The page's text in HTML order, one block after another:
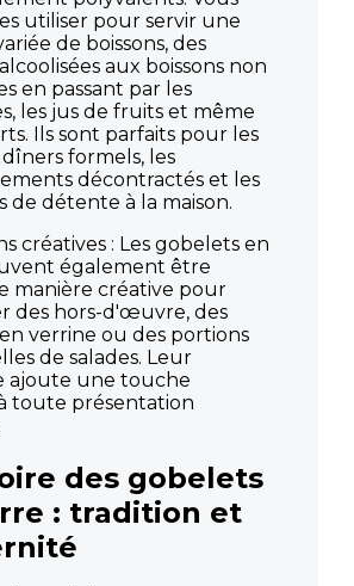
utiliser pour servir une
de boissons, des
aux boissons non
en passant par les
les jus de fruits et même
Ils sont parfaits pour les
formels, les
décontractés et les
de détente à la maison.
créatives : Les gobelets en
également être
manière créative pour
des hors-d'œuvre, des
verrine ou des portions
de salades. Leur
ajoute une touche
toute présentation
des gobelets
: tradition et